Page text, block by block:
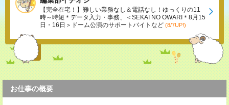
【完全在宅！】難しい業務なし＆電話なし！ゆっくりの11
時～時短＊データ入力・事務、＜SEKAI NO OWARI＊8月15
日・16日＞ドーム公演のサポートバイトなど (8/7UP!)
お仕事の概要